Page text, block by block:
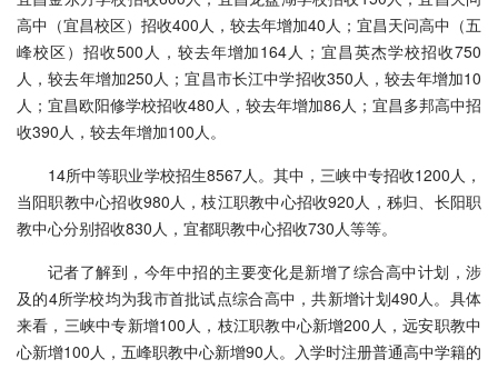
高中（宜昌校区）招收400人，较去年增加40人；宜昌天问高中（五
峰校区）招收500人，较去年增加164人；宜昌英杰学校招收750
人，较去年增加250人；宜昌市长江中学招收350人，较去年增加10
人；宜昌欧阳修学校招收480人，较去年增加86人；宜昌多邦高中招
收390人，较去年增加100人。
14所中等职业学校招生8567人。其中，三峡中专招收1200人，
当阳职教中心招收980人，枝江职教中心招收920人，秭归、长阳职
教中心分别招收830人，宜都职教中心招收730人等等。
记者了解到，今年中招的主要变化是新增了综合高中计划，涉
及的4所学校均为我市首批试点综合高中，共新增计划490人。具体
来看，三峡中专新增100人，枝江职教中心新增200人，远安职教中
心新增100人，五峰职教中心新增90人。入学时注册普通高中学籍的